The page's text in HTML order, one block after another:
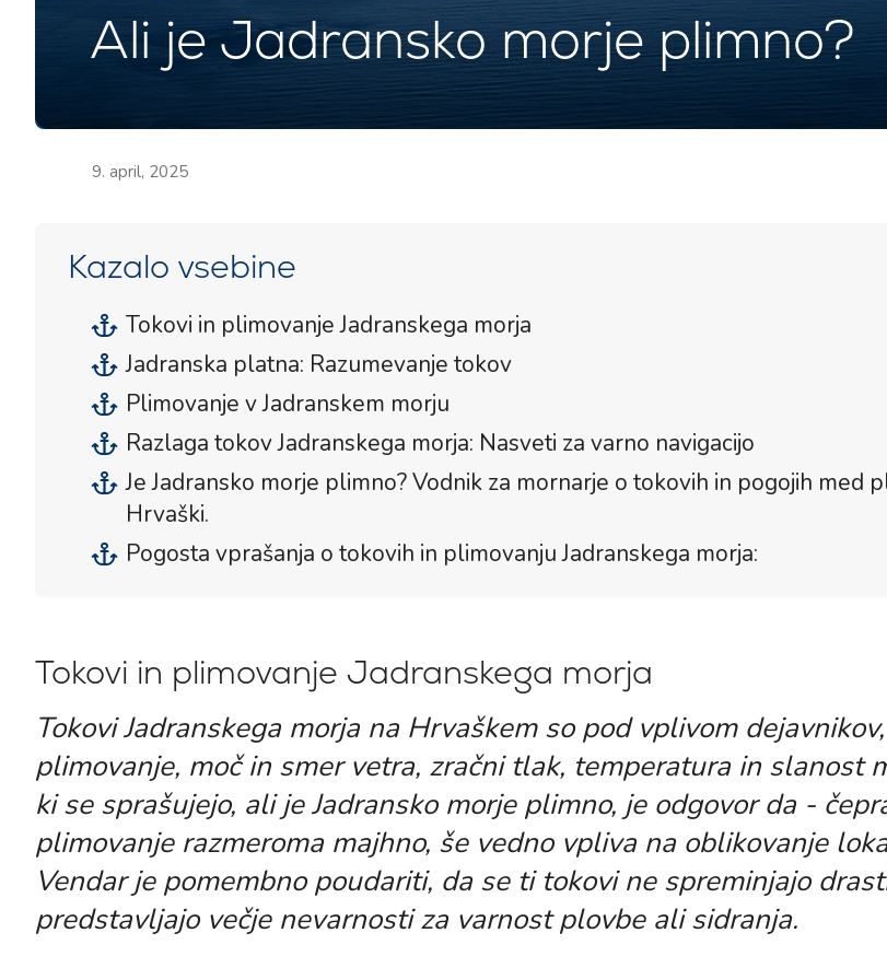
Ali je Jadransko morje plimno?
9. april, 2025
Kazalo vsebine
Tokovi in plimovanje Jadranskega morja
Jadranska platna: Razumevanje tokov
Plimovanje v Jadranskem morju
Razlaga tokov Jadranskega morja: Nasveti za varno navigacijo
Je Jadransko morje plimno? Vodnik za mornarje o tokovih in pogojih med
Hrvaški.
Pogosta vprašanja o tokovih in plimovanju Jadranskega morja:
Tokovi in plimovanje Jadranskega morja
Tokovi Jadranskega morja na Hrvaškem so pod vplivom
plimovanje, moč in smer vetra, zračni tlak, temperatura in slanost
ki se sprašujejo, ali je Jadransko morje plimno, je odgovor da -
plimovanje razmeroma majhno, še vedno vpliva na oblikovanje
Vendar je pomembno poudariti, da se ti tokovi ne spreminjajo
predstavljajo večje nevarnosti za varnost plovbe ali sidranja.